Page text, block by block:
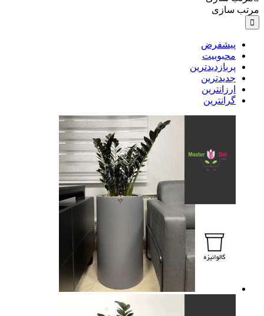
مرتب سازی
پیشفرض
محبوبیت
پربازدیدترین
جدیدترین
ارزانترین
گرانترین